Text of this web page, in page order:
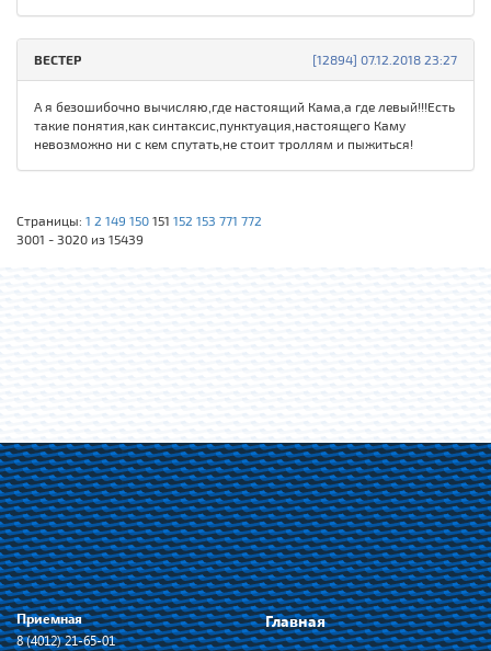
[12894] 07.12.2018 23:27
ВЕСТЕР
А я безошибочно вычисляю,где настоящий Кама,а где левый!!!Есть
такие понятия,как синтаксис,пунктуация,настоящего Каму
невозможно ни с кем спутать,не стоит троллям и пыжиться!
Страницы: 1 2 149 150 151 152 153 771 772
3001 - 3020 из 15439
Приемная
8 (4012) 21-65-01
Главная